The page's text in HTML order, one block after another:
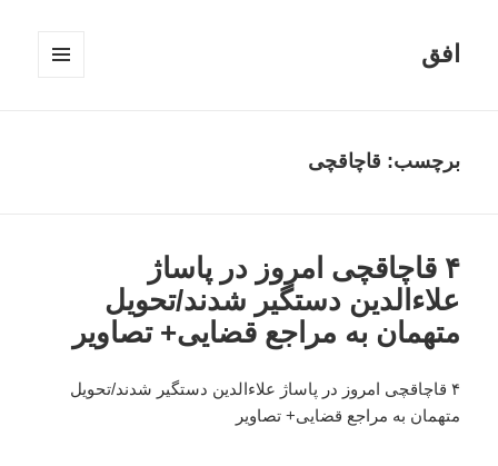
افق
برچسب: قاچاقچی
۴ قاچاقچی امروز در پاساژ
علاء‌الدین دستگیر شدند/تحویل
متهمان به مراجع قضایی+ تصاویر
۴ قاچاقچی امروز در پاساژ علاء‌الدین دستگیر شدند/تحویل
متهمان به مراجع قضایی+ تصاویر